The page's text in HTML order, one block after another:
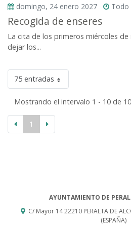
domingo, 24 enero 2027 Todo
Recogida de enseres
La cita de los primeros miércoles
dejar los...
75 entradas
Mostrando el intervalo 1 - 10 de
1
AYUNTAMIENTO DE
C/ Mayor 1422210 PERALTA DE
(ESPAÑA)